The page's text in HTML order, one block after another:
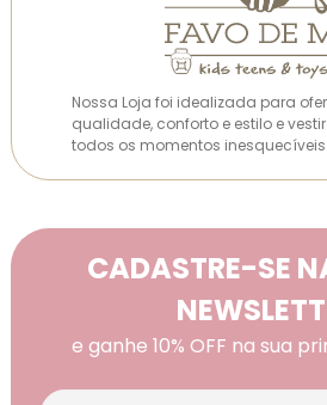
Nossa Loja foi idealizada para
qualidade, conforto e estilo e
todos os momentos inesquecíveis.
CADASTRE-SE
e ganhe 10% OFF na sua